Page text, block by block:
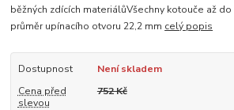
běžných zdících materiálůVšechny kotouče až
průměr upínacího otvoru 22,2 mm celý popis
Dostupnost
Není skladem
Cena před
slevou
752 Kč